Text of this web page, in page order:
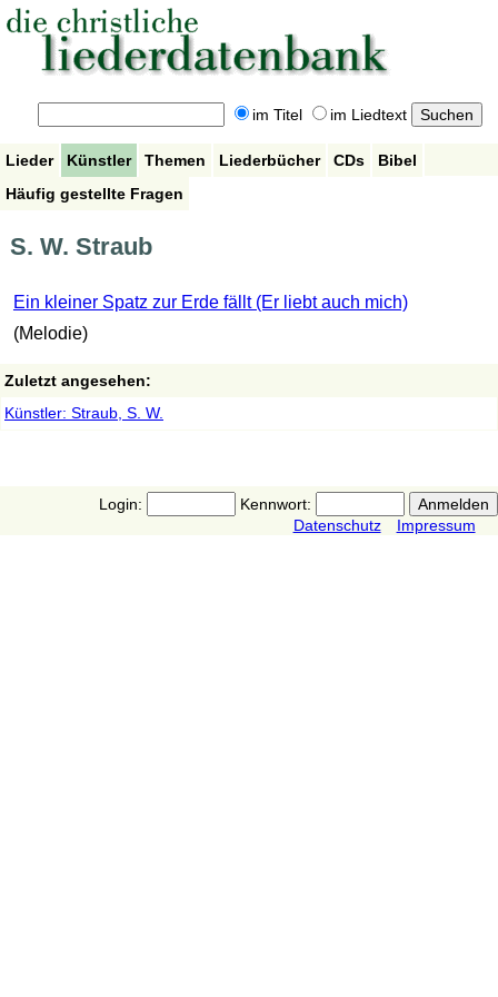
im Titel im Liedtext
Lieder Künstler Themen Liederbücher CDs
Bibel
Häufig gestellte Fragen
S. W. Straub
Ein kleiner Spatz zur Erde fällt (Er liebt auch mich)
(Melodie)
Zuletzt angesehen:
Künstler: Straub, S. W.
Login:
Kennwort:
Datenschutz
Impressum